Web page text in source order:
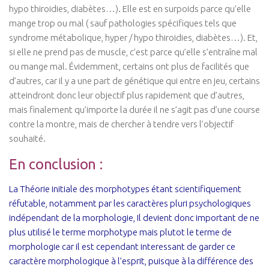
hypo thiroidies, diabètes…). Elle est en surpoids parce qu’elle
mange trop ou mal ( sauf pathologies spécifiques tels que
syndrome métabolique, hyper / hypo thiroidies, diabètes…). Et,
si elle ne prend pas de muscle, c’est parce qu’elle s’entraîne mal
ou mange mal. Évidemment, certains ont plus de facilités que
d’autres, car il y a une part de génétique qui entre en jeu, certains
atteindront donc leur objectif plus rapidement que d’autres,
mais finalement qu’importe la durée il ne s’agit pas d’une course
contre la montre, mais de chercher à tendre vers l’objectif
souhaité.
En conclusion :
La Théorie initiale des morphotypes étant scientifiquement
réfutable, notamment par les caractères pluri psychologiques
indépendant de la morphologie, Il devient donc important de ne
plus utilisé le terme morphotype mais plutot le terme de
morphologie car il est cependant interessant de garder ce
caractère morphologique à l’esprit, puisque à la différence des